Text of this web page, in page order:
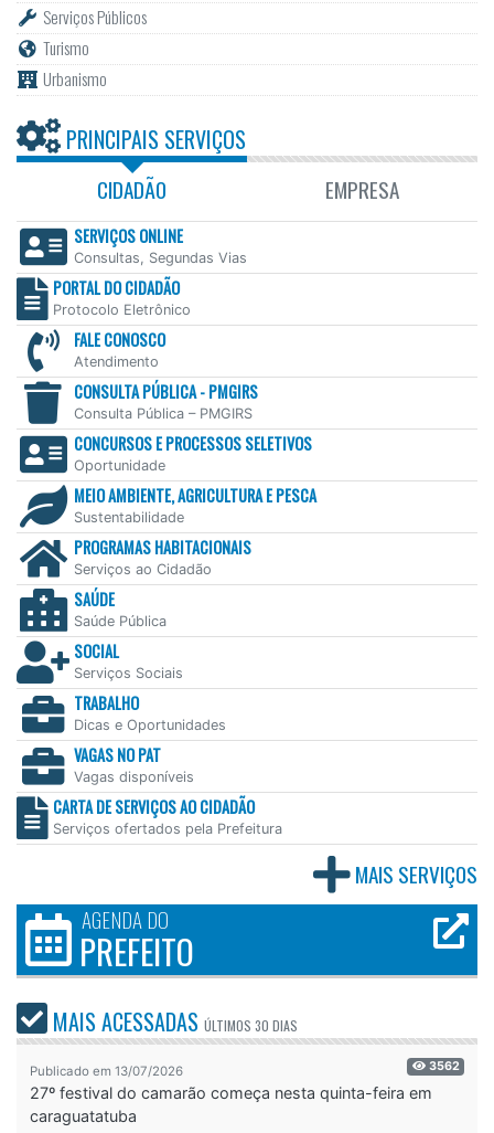
Serviços Públicos
Turismo
Urbanismo
PRINCIPAIS SERVIÇOS
CIDADÃO EMPRESA
SERVIÇOS ONLINE
Consultas, Segundas Vias
PORTAL DO CIDADÃO
Protocolo Eletrônico
FALE CONOSCO
Atendimento
CONSULTA PÚBLICA - PMGIRS
Consulta Pública – PMGIRS
CONCURSOS E PROCESSOS SELETIVOS
Oportunidade
MEIO AMBIENTE, AGRICULTURA E PESCA
Sustentabilidade
PROGRAMAS HABITACIONAIS
Serviços ao Cidadão
SAÚDE
Saúde Pública
SOCIAL
Serviços Sociais
TRABALHO
Dicas e Oportunidades
VAGAS NO PAT
Vagas disponíveis
CARTA DE SERVIÇOS AO CIDADÃO
Serviços ofertados pela Prefeitura
MAIS SERVIÇOS
AGENDA DO
PREFEITO
MAIS ACESSADAS ÚLTIMOS 30 DIAS
Publicado em 13/07/2026 3562
27º festival do camarão começa nesta quinta-feira em
caraguatatuba